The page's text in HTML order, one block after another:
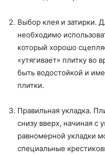
Выбор клея и затирки.
необходимо
который хорошо
«утягивает» плитку во
быть водостойкой и
плитки.
Правильная укладка.
снизу вверх, начиная с
равномерной укладки
специальные